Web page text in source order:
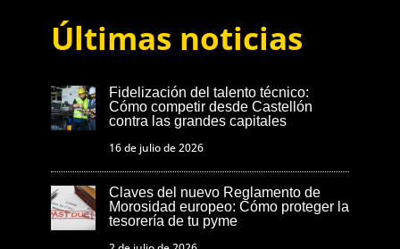
Últimas noticias
Fidelización del talento técnico:
Cómo competir desde Castellón
contra las grandes capitales
16 de julio de 2026
Claves del nuevo Reglamento de
Morosidad europeo: Cómo proteger la
tesorería de tu pyme